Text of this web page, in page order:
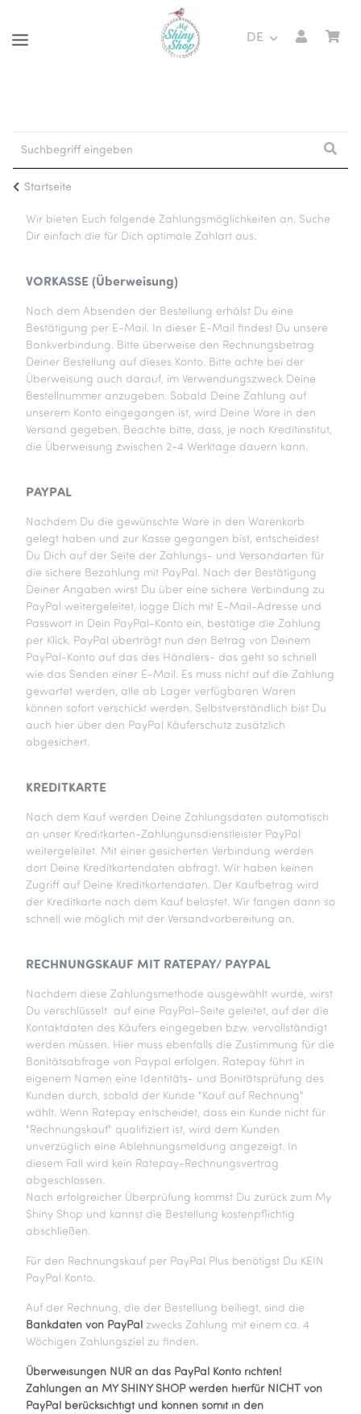
DE
Startseite
Wir bieten Euch folgende Zahlungsmöglichkeiten an. Suche
Dir einfach die für Dich optimale Zahlart aus.
VORKASSE (Überweisung)
Nach dem Absenden der Bestellung erhälst Du eine
Bestätigung per E-Mail. In dieser E-Mail findest Du unsere
Bankverbindung. Bitte überweise den Rechnungsbetrag
Deiner Bestellung auf dieses Konto. Bitte achte bei der
Überweisung auch darauf, im Verwendungszweck Deine
Bestellnummer anzugeben. Sobald Deine Zahlung auf
unserem Konto eingegangen ist, wird Deine Ware in den
Versand gegeben. Beachte bitte, dass, je nach Kreditinstitut,
die Überweisung zwischen 2-4 Werktage dauern kann.
PAYPAL
Nachdem Du die gewünschte Ware in den Warenkorb
gelegt haben und zur Kasse gegangen bist, entscheidest
Du Dich auf der Seite der Zahlungs- und Versandarten für
die sichere Bezahlung mit PayPal. Nach der Bestätigung
Deiner Angaben wirst Du über eine sichere Verbindung zu
PayPal weitergeleitet, logge Dich mit E-Mail-Adresse und
Passwort in Dein PayPal-Konto ein, bestätige die Zahlung
per Klick. PayPal überträgt nun den Betrag von Deinem
PayPal-Konto auf das des Händlers- das geht so schnell
wie das Senden einer E-Mail. Es muss nicht auf die Zahlung
gewartet werden, alle ab Lager verfügbaren Waren
können sofort verschickt werden. Selbstverständlich bist Du
auch hier über den PayPal Käuferschutz zusätzlich
abgesichert.
KREDITKARTE
Nach dem Kauf werden Deine Zahlungsdaten automatisch
an unser Kreditkarten-Zahlungunsdienstleister PayPal
weitergeleitet. Mit einer gesicherten Verbindung werden
dort Deine Kreditkartendaten abfragt. Wir haben keinen
Zugriff auf Deine Kreditkartendaten. Der Kaufbetrag wird
der Kreditkarte nach dem Kauf belastet. Wir fangen dann so
schnell wie möglich mit der Versandvorbereitung an.
RECHNUNGSKAUF MIT RATEPAY/ PAYPAL
Nachdem diese Zahlungsmethode ausgewählt wurde, wirst
Du verschlüsselt auf eine PayPal-Seite geleitet, auf der die
Kontaktdaten des Käufers eingegeben bzw. vervollständigt
werden müssen. Hier muss ebenfalls die Zustimmung für die
Bonitätsabfrage von Paypal erfolgen. Ratepay führt in
eigenem Namen eine Identitäts- und Bonitätsprüfung des
Kunden durch, sobald der Kunde "Kauf auf Rechnung"
wählt. Wenn Ratepay entscheidet, dass ein Kunde nicht für
"Rechnungskauf" qualifiziert ist, wird dem Kunden
unverzüglich eine Ablehnungsmeldung angezeigt. In
diesem Fall wird kein Ratepay-Rechnungsvertrag
abgeschlossen.
Nach erfolgreicher Überprüfung kommst Du zurück zum My
Shiny Shop und kannst die Bestellung kostenpflichtig
abschließen.
Für den Rechnungskauf per PayPal Plus benötigst Du KEIN
PayPal Konto.
Auf der Rechnung, die der Bestellung beiliegt, sind die
Bankdaten von PayPal zwecks Zahlung mit einem ca. 4
Wöchigen Zahlungsziel zu finden.
Überweisungen NUR an das PayPal Konto richten!
Zahlungen an MY SHINY SHOP werden hierfür NICHT von
PayPal berücksichtigt und können somit in den